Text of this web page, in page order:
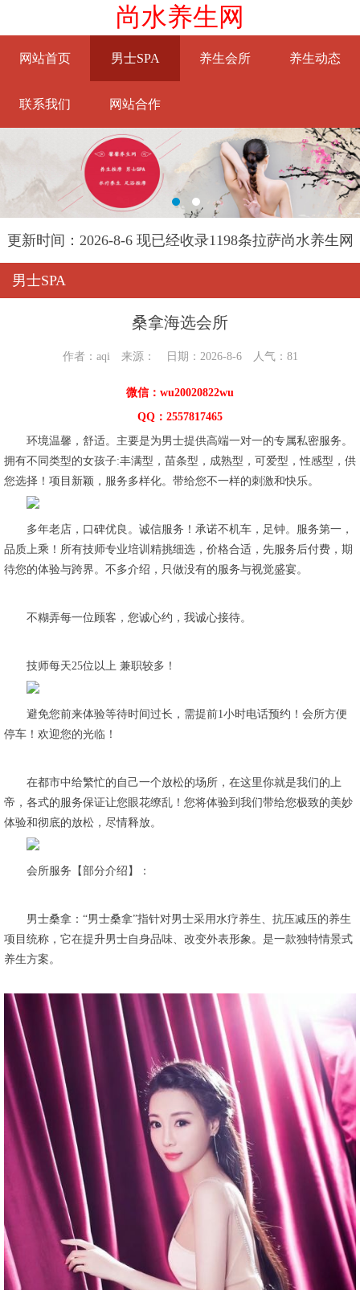
尚水养生网
网站首页 男士SPA 养生会所 养生动态
联系我们 网站合作
更新时间：2026-8-6 现已经收录1198条拉萨尚水养生网
男士SPA
桑拿海选会所
作者：aqi 来源： 日期：2026-8-6 人气： 81
微信：wu20020822wu
QQ：2557817465
环境温馨，舒适。主要是为男士提供高端一对一的专属私密服务。
拥有不同类型的女孩子:丰满型，苗条型，成熟型，可爱型，性感型，供
您选择！项目新颖，服务多样化。带给您不一样的刺激和快乐。
多年老店，口碑优良。诚信服务！承诺不机车，足钟。服务第一，
品质上乘！所有技师专业培训精挑细选，价格合适，先服务后付费，期
待您的体验与跨界。不多介绍，只做没有的服务与视觉盛宴。
不糊弄每一位顾客，您诚心约，我诚心接待。
技师每天25位以上 兼职较多！
避免您前来体验等待时间过长，需提前1小时电话预约！会所方便
停车！欢迎您的光临！
在都市中给繁忙的自己一个放松的场所，在这里你就是我们的上
帝，各式的服务保证让您眼花缭乱！您将体验到我们带给您极致的美妙
体验和彻底的放松，尽情释放。
会所服务【部分介绍】：
男士桑拿：“男士桑拿”指针对男士采用水疗养生、抗压减压的养生
项目统称，它在提升男士自身品味、改变外表形象。是一款独特情景式
养生方案。